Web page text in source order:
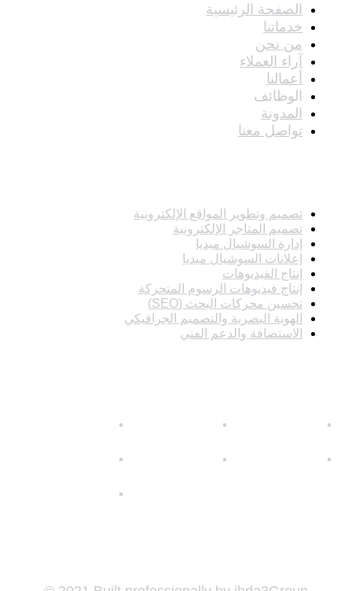
الصفحة الرئيسية
خدماتنا
من نحن
آراء العملاء
أعمالنا
الوظائف
المدونة
تواصل معنا
تصميم وتطوير المواقع الإلكترونية
تصميم المتاجر الإلكترونية
إدارة السوشيال ميديا
إعلانات السوشيال ميديا
إنتاج الفيديوهات
إنتاج فيديوهات الرسوم المتحركة
تحسين محركات البحث (SEO)
الهوية البصرية والتصميم الجرافيكي
الاستضافة والدعم الفني